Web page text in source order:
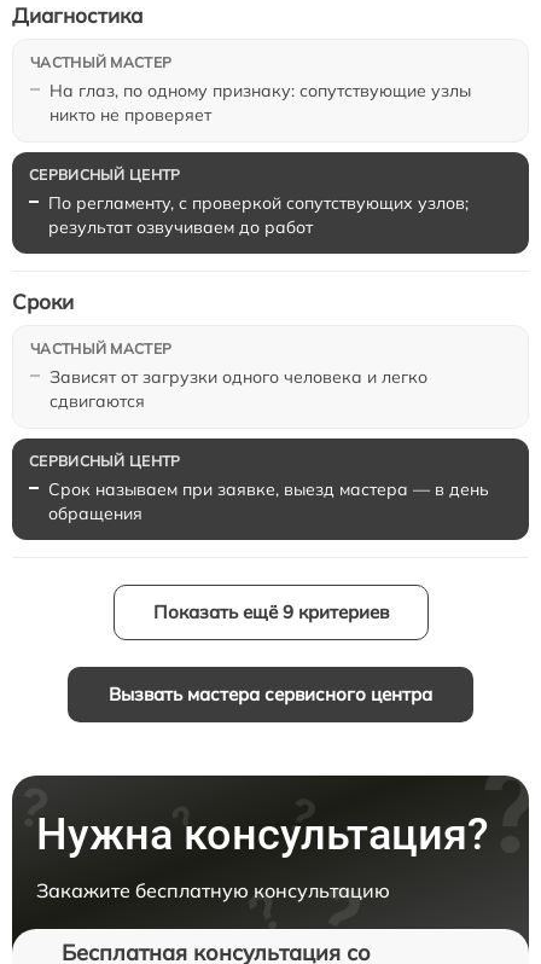
На глаз, по одному признаку: сопутствующие узлы
никто не проверяет
Диагностика
По регламенту, с проверкой сопутствующих узлов;
результат озвучиваем до работ
Зависят от загрузки одного человека и легко
сдвигаются
Сроки
Срок называем при заявке, выезд мастера — в день
обращения
Показать ещё 9 критериев
Вызвать мастера сервисного центра
Нужна консультация?
Закажите бесплатную консультацию
Бесплатная консультация со